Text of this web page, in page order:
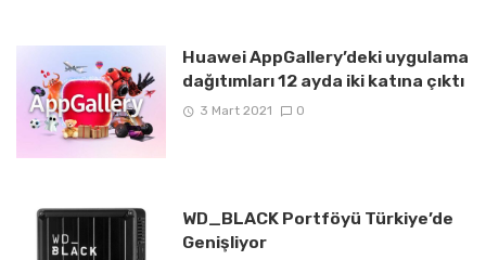
Huawei AppGallery’deki uygulama
dağıtımları 12 ayda iki katına çıktı
3 Mart 2021 0
WD_BLACK Portföyü Türkiye’de
Genişliyor